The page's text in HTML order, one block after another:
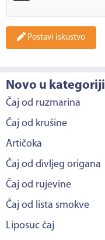
Postavi iskustvo
Novo u kategoriji
Čaj od ruzmarina
Čaj od krušine
Artičoka
Čaj od divljeg origana
Čaj od rujevine
Čaj od lista smokve
Liposuc čaj